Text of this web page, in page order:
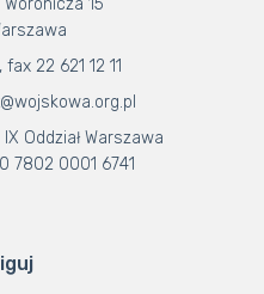
22 621 12 11
IX Oddział Warszawa
7802 0001 6741